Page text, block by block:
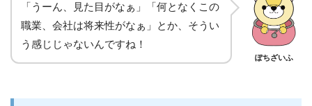
「うーん、見た目がなぁ」「何となくこの
職業、会社は将来性がなぁ」とか、そうい
う感じじゃないんですね！
ぽちざいふ